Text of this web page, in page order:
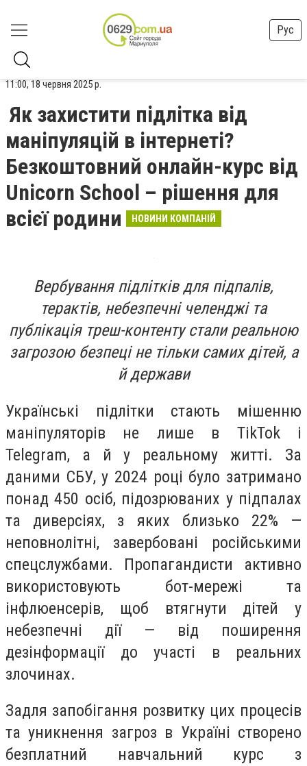
Рус
11:00, 18 червня 2025 р.
Як захистити підлітка від
маніпуляцій в інтернеті?
Безкоштовний онлайн-курс від
Unicorn School – рішення для
всієї родини
НОВИНИ КОМПАНІЙ
Вербування підлітків для підпалів,
терактів, небезпечні челенджі та
публікація треш-контенту стали реальною
загрозою безпеці не тільки самих дітей, а
й держави
Українські підлітки стають мішенню
маніпуляторів не лише в TikTok і
Telegram, а й у реальному житті. За
даними СБУ, у 2024 році було затримано
понад 450 осіб, підозрюваних у підпалах
та диверсіях, з яких близько 22% —
неповнолітні, завербовані російськими
спецслужбами. Пропагандисти активно
використовують бот-мережі та
інфлюенсерів, щоб втягнути дітей у
небезпечні дії — від поширення
дезінформації до участі в реальних
злочинах.
Задля запобігання розвитку цих процесів
та уникнення загроз в Україні створено
безплатний навчальний курс з